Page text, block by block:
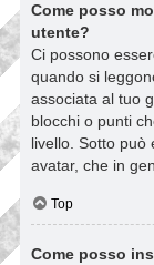
Come posso
utente?
Ci possono
quando si
associata al tuo
blocchi o punti
livello. Sotto può
avatar, che in
Top
Come posso